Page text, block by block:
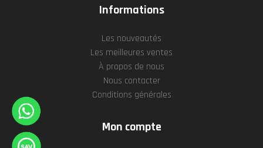
Informations
Les nouveautés
Les meilleures ventes
À propos de nous
Nous contacter
Conditions générales
Mon compte